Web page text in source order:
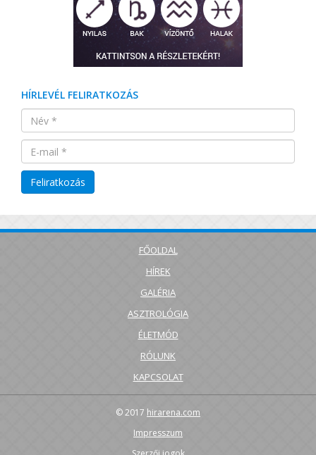
HÍRLEVÉL FELIRATKOZÁS
FŐOLDAL
HÍREK
GALÉRIA
ASZTROLÓGIA
ÉLETMÓD
RÓLUNK
KAPCSOLAT
© 2017 hirarena.com
Impresszum